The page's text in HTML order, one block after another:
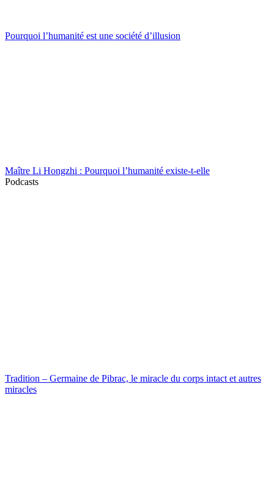
Pourquoi l’humanité est une société d’illusion
Maître Li Hongzhi : Pourquoi l’humanité existe-t-elle
Podcasts
Tradition – Germaine de Pibrac, le miracle du corps intact et autres
miracles